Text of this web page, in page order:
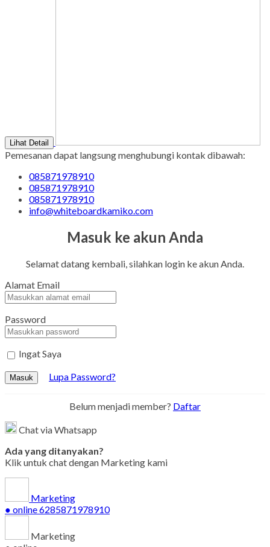
Lihat Detail
Pemesanan dapat langsung menghubungi kontak dibawah:
085871978910
085871978910
085871978910
info@whiteboardkamiko.com
Masuk ke akun Anda
Selamat datang kembali, silahkan login ke akun Anda.
Alamat Email
Password
Ingat Saya
Masuk Lupa Password?
Belum menjadi member? Daftar
Chat via Whatsapp
Ada yang ditanyakan?
Klik untuk chat dengan Marketing kami
Marketing
● online6285871978910
Marketing